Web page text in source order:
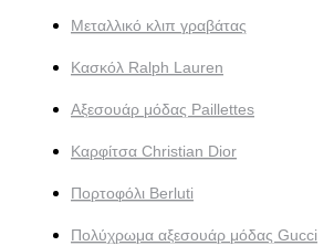
Μεταλλικό κλιπ γραβάτας
Κασκόλ Ralph Lauren
Αξεσουάρ μόδας Paillettes
Καρφίτσα Christian Dior
Πορτοφόλι Berluti
Πολύχρωμα αξεσουάρ μόδας Gucci